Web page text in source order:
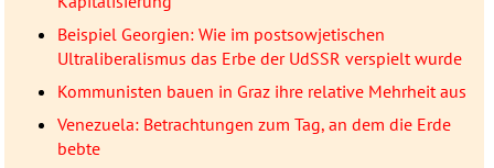
Beispiel Georgien: Wie im postsowjetischen
Ultraliberalismus das Erbe der UdSSR verspielt wurde
Kommunisten bauen in Graz ihre relative Mehrheit aus
Venezuela: Betrachtungen zum Tag, an dem die Erde
bebte